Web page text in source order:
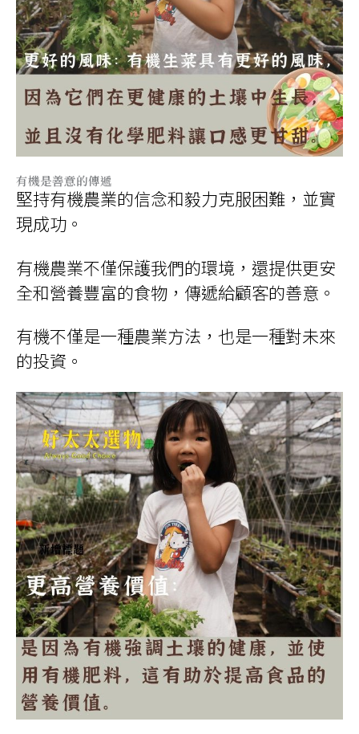
有機是善意的傳遞
堅持有機農業的信念和毅力克服困難，並實
現成功。
有機農業不僅保護我們的環境，還提供更安
全和營養豐富的食物，傳遞給顧客的善意。
有機不僅是一種農業方法，也是一種對未來
的投資。